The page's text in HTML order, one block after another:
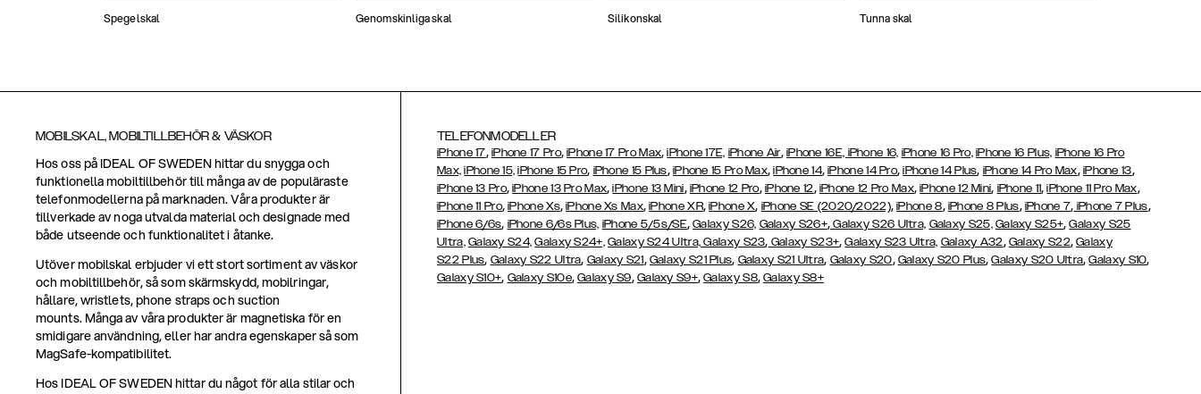
Spegelskal Genomskinliga skal Silikonskal Tunna skal
MOBILSKAL, MOBILTILLBEHÖR & VÄSKOR
Hos oss på IDEAL OF SWEDEN hittar du snygga och
funktionella mobiltillbehör till många av de populäraste
telefonmodellerna på marknaden. Våra produkter är
tillverkade av noga utvalda material och designade med
både utseende och funktionalitet i åtanke.
Utöver mobilskal erbjuder vi ett stort sortiment av väskor
och mobiltillbehör, så som skärmskydd, mobilringar,
hållare, wristlets, phone straps och suction
mounts. Många av våra produkter är magnetiska för en
smidigare användning, eller har andra egenskaper så som
MagSafe-kompatibilitet.
Hos IDEAL OF SWEDEN hittar du något för alla stilar och
TELEFONMODELLER
iPhone 17, iPhone 17 Pro,iPhone 17 Pro Max,iPhone 17E, iPhone Air, iPhone 16E, iPhone 16, iPhone 16 Pro, iPhone 16 Plus, iPhone 16 Pro
Max, iPhone 15, iPhone 15 Pro, iPhone 15 Plus, iPhone 15 Pro Max,iPhone 14,iPhone 14 Pro,iPhone 14 Plus, iPhone 14 Pro Max, iPhone 13,
iPhone 13 Pro,iPhone 13 Pro Max,iPhone 13 Mini, iPhone 12 Pro, iPhone 12, iPhone 12 Pro Max,iPhone 12 Mini, iPhone 11,iPhone 11 Pro Max,
iPhone 11 Pro,iPhone Xs,iPhone Xs Max,iPhone XR,iPhone X, iPhone SE (2020/2022),iPhone 8, iPhone 8 Plus, iPhone 7, iPhone 7 Plus,
iPhone 6/6s, iPhone 6/6s Plus, iPhone 5/5s/SE,Galaxy S26, Galaxy S26+,Galaxy S26 Ultra, Galaxy S25, Galaxy S25+,Galaxy S25
Ultra, Galaxy S24, Galaxy S24+, Galaxy S24 Ultra, Galaxy S23, Galaxy S23+,Galaxy S23 Ultra, Galaxy A32, Galaxy S22,Galaxy
S22 Plus, Galaxy S22 Ultra, Galaxy S21, Galaxy S21 Plus, Galaxy S21 Ultra, Galaxy S20, Galaxy S20 Plus,Galaxy S20 Ultra,Galaxy S10,
Galaxy S10+, Galaxy S10e,Galaxy S9, Galaxy S9+,Galaxy S8,Galaxy S8+